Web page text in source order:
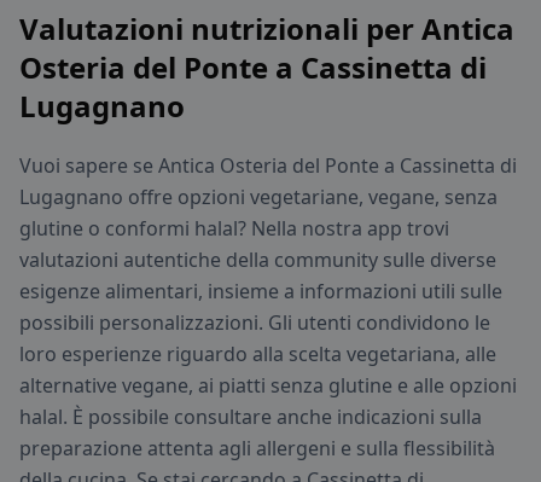
Valutazioni nutrizionali per Antica
Osteria del Ponte a Cassinetta di
Lugagnano
Vuoi sapere se Antica Osteria del Ponte a Cassinetta di
Lugagnano offre opzioni vegetariane, vegane, senza
glutine o conformi halal? Nella nostra app trovi
valutazioni autentiche della community sulle diverse
esigenze alimentari, insieme a informazioni utili sulle
possibili personalizzazioni. Gli utenti condividono le
loro esperienze riguardo alla scelta vegetariana, alle
alternative vegane, ai piatti senza glutine e alle opzioni
halal. È possibile consultare anche indicazioni sulla
preparazione attenta agli allergeni e sulla flessibilità